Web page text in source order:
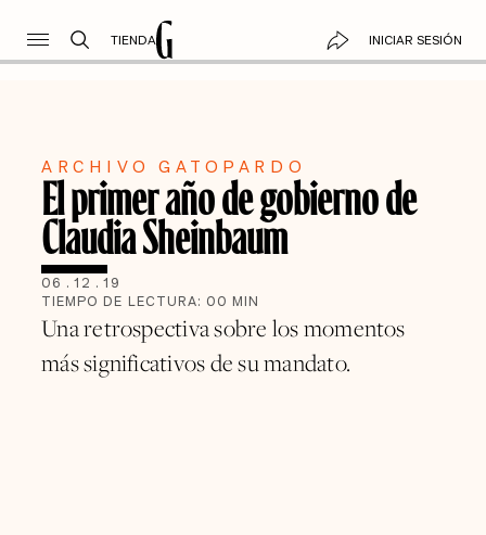
TIENDA INICIAR SESIÓN
ARCHIVO GATOPARDO
El primer año de gobierno de
Claudia Sheinbaum
06 . 12 . 19
TIEMPO DE LECTURA: 00 MIN
Una retrospectiva sobre los momentos
más significativos de su mandato.